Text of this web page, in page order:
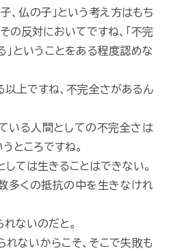
、仏の子」という考え方はもち
の反対においてですね、「不完
ということをある程度認めな
以上ですね、不完全さがあるん
いる人間としての不完全さは
ところですね。
ては生きることはできない。
多くの抵抗の中を生きなけれ
ないのだと。
ないからこそ、そこで失敗も